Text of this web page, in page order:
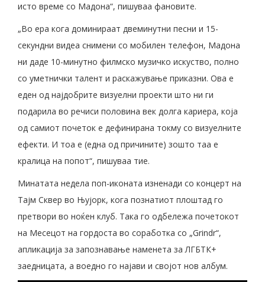
исто време со Мадона“, пишуваа фановите.
„Во ера кога доминираат двеминутни песни и 15-
секундни видеа снимени со мобилен телефон, Мадона
ни даде 10-минутно филмско музичко искуство, полно
со уметнички талент и раскажување приказни. Ова е
еден од најдобрите визуелни проекти што ни ги
подарила во речиси половина век долга кариера, која
од самиот почеток е дефинирана токму со визуелните
ефекти. И тоа е (една од причините) зошто таа е
кралица на попот“, пишуваа тие.
Минатата недела поп-иконата изненади со концерт на
Тајм Сквер во Њујорк, кога познатиот плоштад го
претвори во ноќен клуб. Така го одбележа почетокот
на Месецот на гордоста во соработка со „Grindr“,
апликација за запознавање наменета за ЛГБТК+
заедницата, а воедно го најави и својот нов албум.